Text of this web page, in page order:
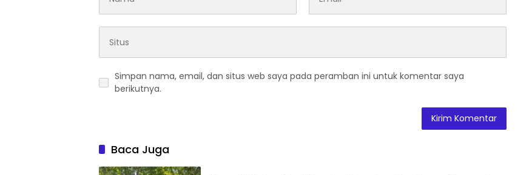
Simpan nama, email, dan situs web saya pada peramban ini untuk komentar saya
berikutnya.
Baca Juga